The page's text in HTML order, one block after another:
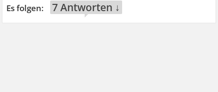
7 Antworten ↓